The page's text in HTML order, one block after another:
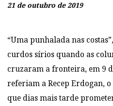
21 de outubro de 2019
“Uma punhalada nas
curdos sírios quando as
cruzaram a fronteira, em 9
referiam a Recep Erdogan,
que dias mais tarde